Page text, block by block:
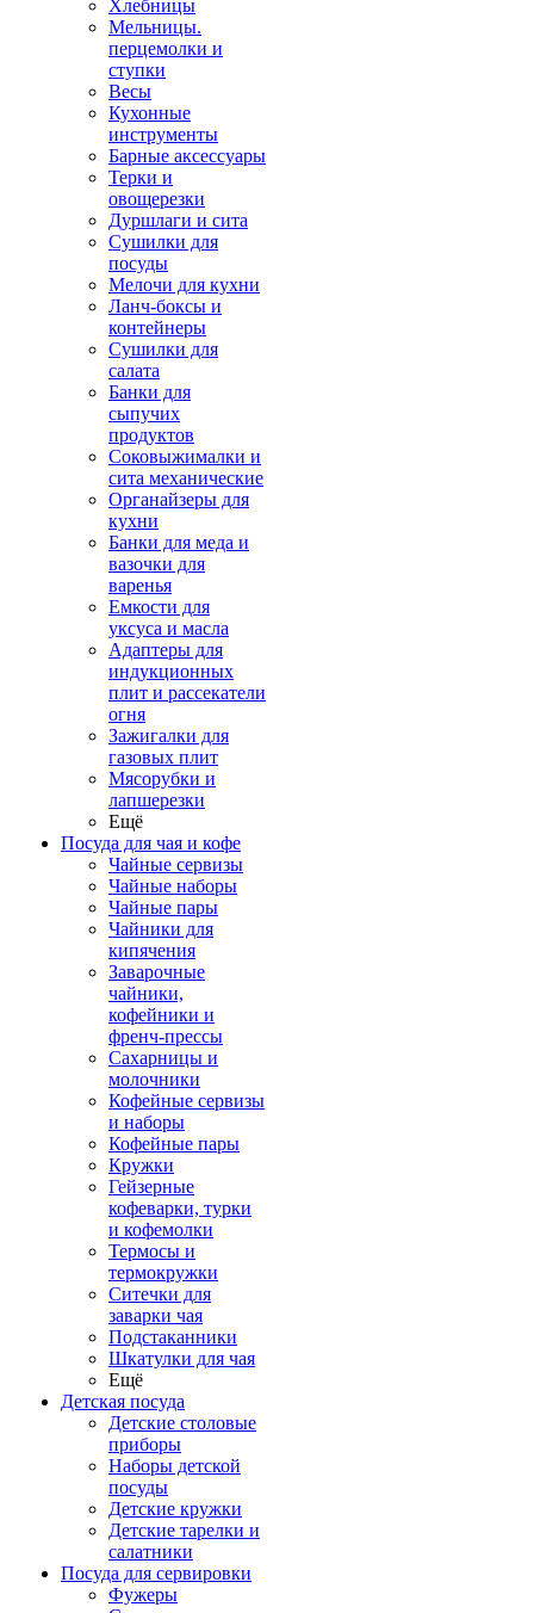
Хлебницы
Мельницы.
перцемолки и
ступки
Весы
Кухонные
инструменты
Барные аксессуары
Терки и
овощерезки
Дуршлаги и сита
Сушилки для
посуды
Мелочи для кухни
Ланч-боксы и
контейнеры
Сушилки для
салата
Банки для
сыпучих
продуктов
Соковыжималки и
сита механические
Органайзеры для
кухни
Банки для меда и
вазочки для
варенья
Емкости для
уксуса и масла
Адаптеры для
индукционных
плит и рассекатели
огня
Зажигалки для
газовых плит
Мясорубки и
лапшерезки
Ещё
Посуда для чая и кофе
Чайные сервизы
Чайные наборы
Чайные пары
Чайники для
кипячения
Заварочные
чайники,
кофейники и
френч-прессы
Сахарницы и
молочники
Кофейные сервизы
и наборы
Кофейные пары
Кружки
Гейзерные
кофеварки, турки
и кофемолки
Термосы и
термокружки
Ситечки для
заварки чая
Подстаканники
Шкатулки для чая
Ещё
Детская посуда
Детские столовые
приборы
Наборы детской
посуды
Детские кружки
Детские тарелки и
салатники
Посуда для сервировки
Фужеры